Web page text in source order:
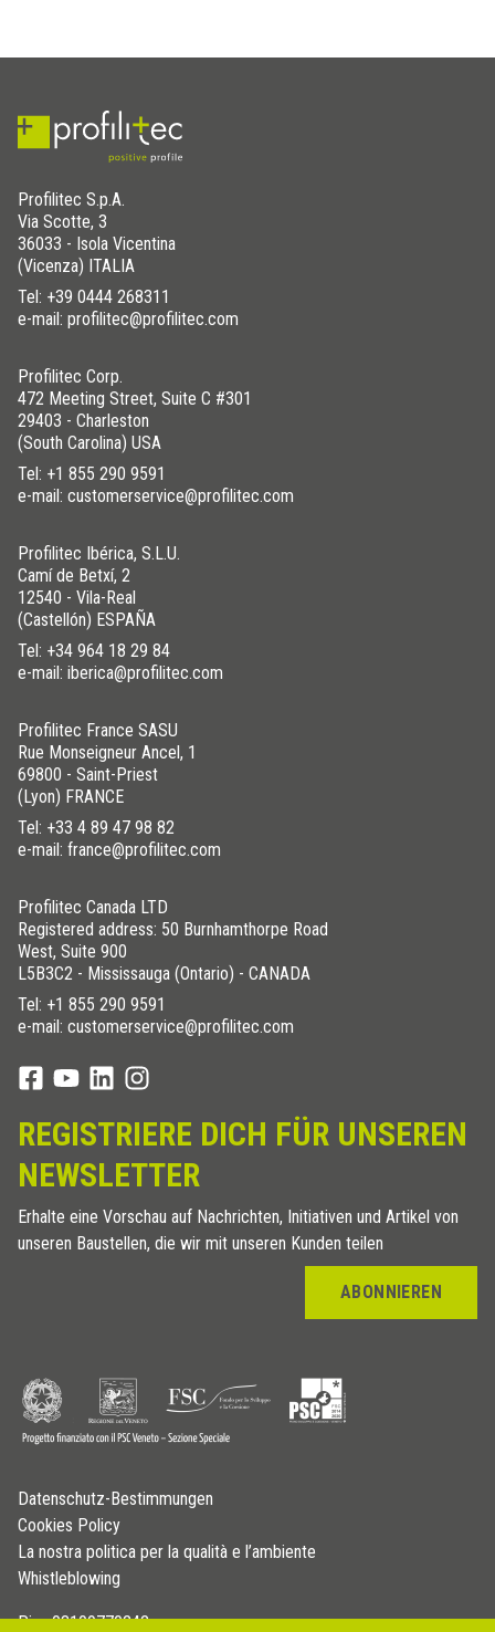
Profilitec S.p.A.
Via Scotte, 3
36033 - Isola Vicentina
(Vicenza) ITALIA
Tel: +39 0444 268311
e-mail: profilitec@profilitec.com
Profilitec Corp.
472 Meeting Street, Suite C #301
29403 - Charleston
(South Carolina) USA
Tel: +1 855 290 9591
e-mail: customerservice@profilitec.com
Profilitec Ibérica, S.L.U.
Camí de Betxí, 2
12540 - Vila-Real
(Castellón) ESPAÑA
Tel: +34 964 18 29 84
e-mail: iberica@profilitec.com
Profilitec France SASU
Rue Monseigneur Ancel, 1
69800 - Saint-Priest
(Lyon) FRANCE
Tel: +33 4 89 47 98 82
e-mail: france@profilitec.com
Profilitec Canada LTD
Registered address: 50 Burnhamthorpe Road
West, Suite 900
L5B3C2 - Mississauga (Ontario) - CANADA
Tel: +1 855 290 9591
e-mail: customerservice@profilitec.com
REGISTRIERE DICH FÜR UNSEREN
NEWSLETTER
Erhalte eine Vorschau auf Nachrichten, Initiativen und Artikel von
unseren Baustellen, die wir mit unseren Kunden teilen
ABONNIEREN
Datenschutz-Bestimmungen
Cookies Policy
La nostra politica per la qualità e l’ambiente
Whistleblowing
P.iva 03109770242